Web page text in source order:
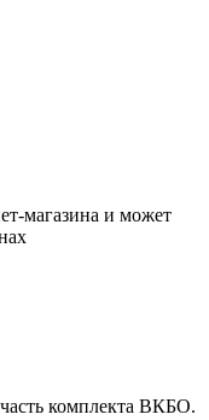
магазина и может
комплекта ВКБО.